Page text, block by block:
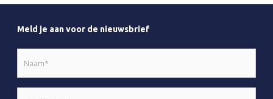
Meld je aan voor de nieuwsbrief